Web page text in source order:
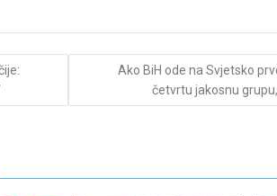
Ako BiH ode na Svjetsko
četvrtu jakosnu